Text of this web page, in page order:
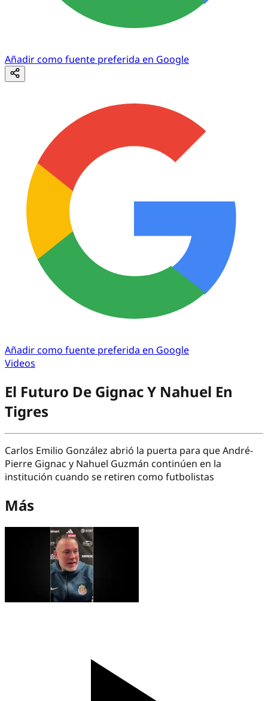
Añadir como fuente preferida en Google
Añadir como fuente preferida en Google
Videos
El Futuro De Gignac Y Nahuel En
Tigres
Carlos Emilio González abrió la puerta para que André-
Pierre Gignac y Nahuel Guzmán continúen en la
institución cuando se retiren como futbolistas
Más